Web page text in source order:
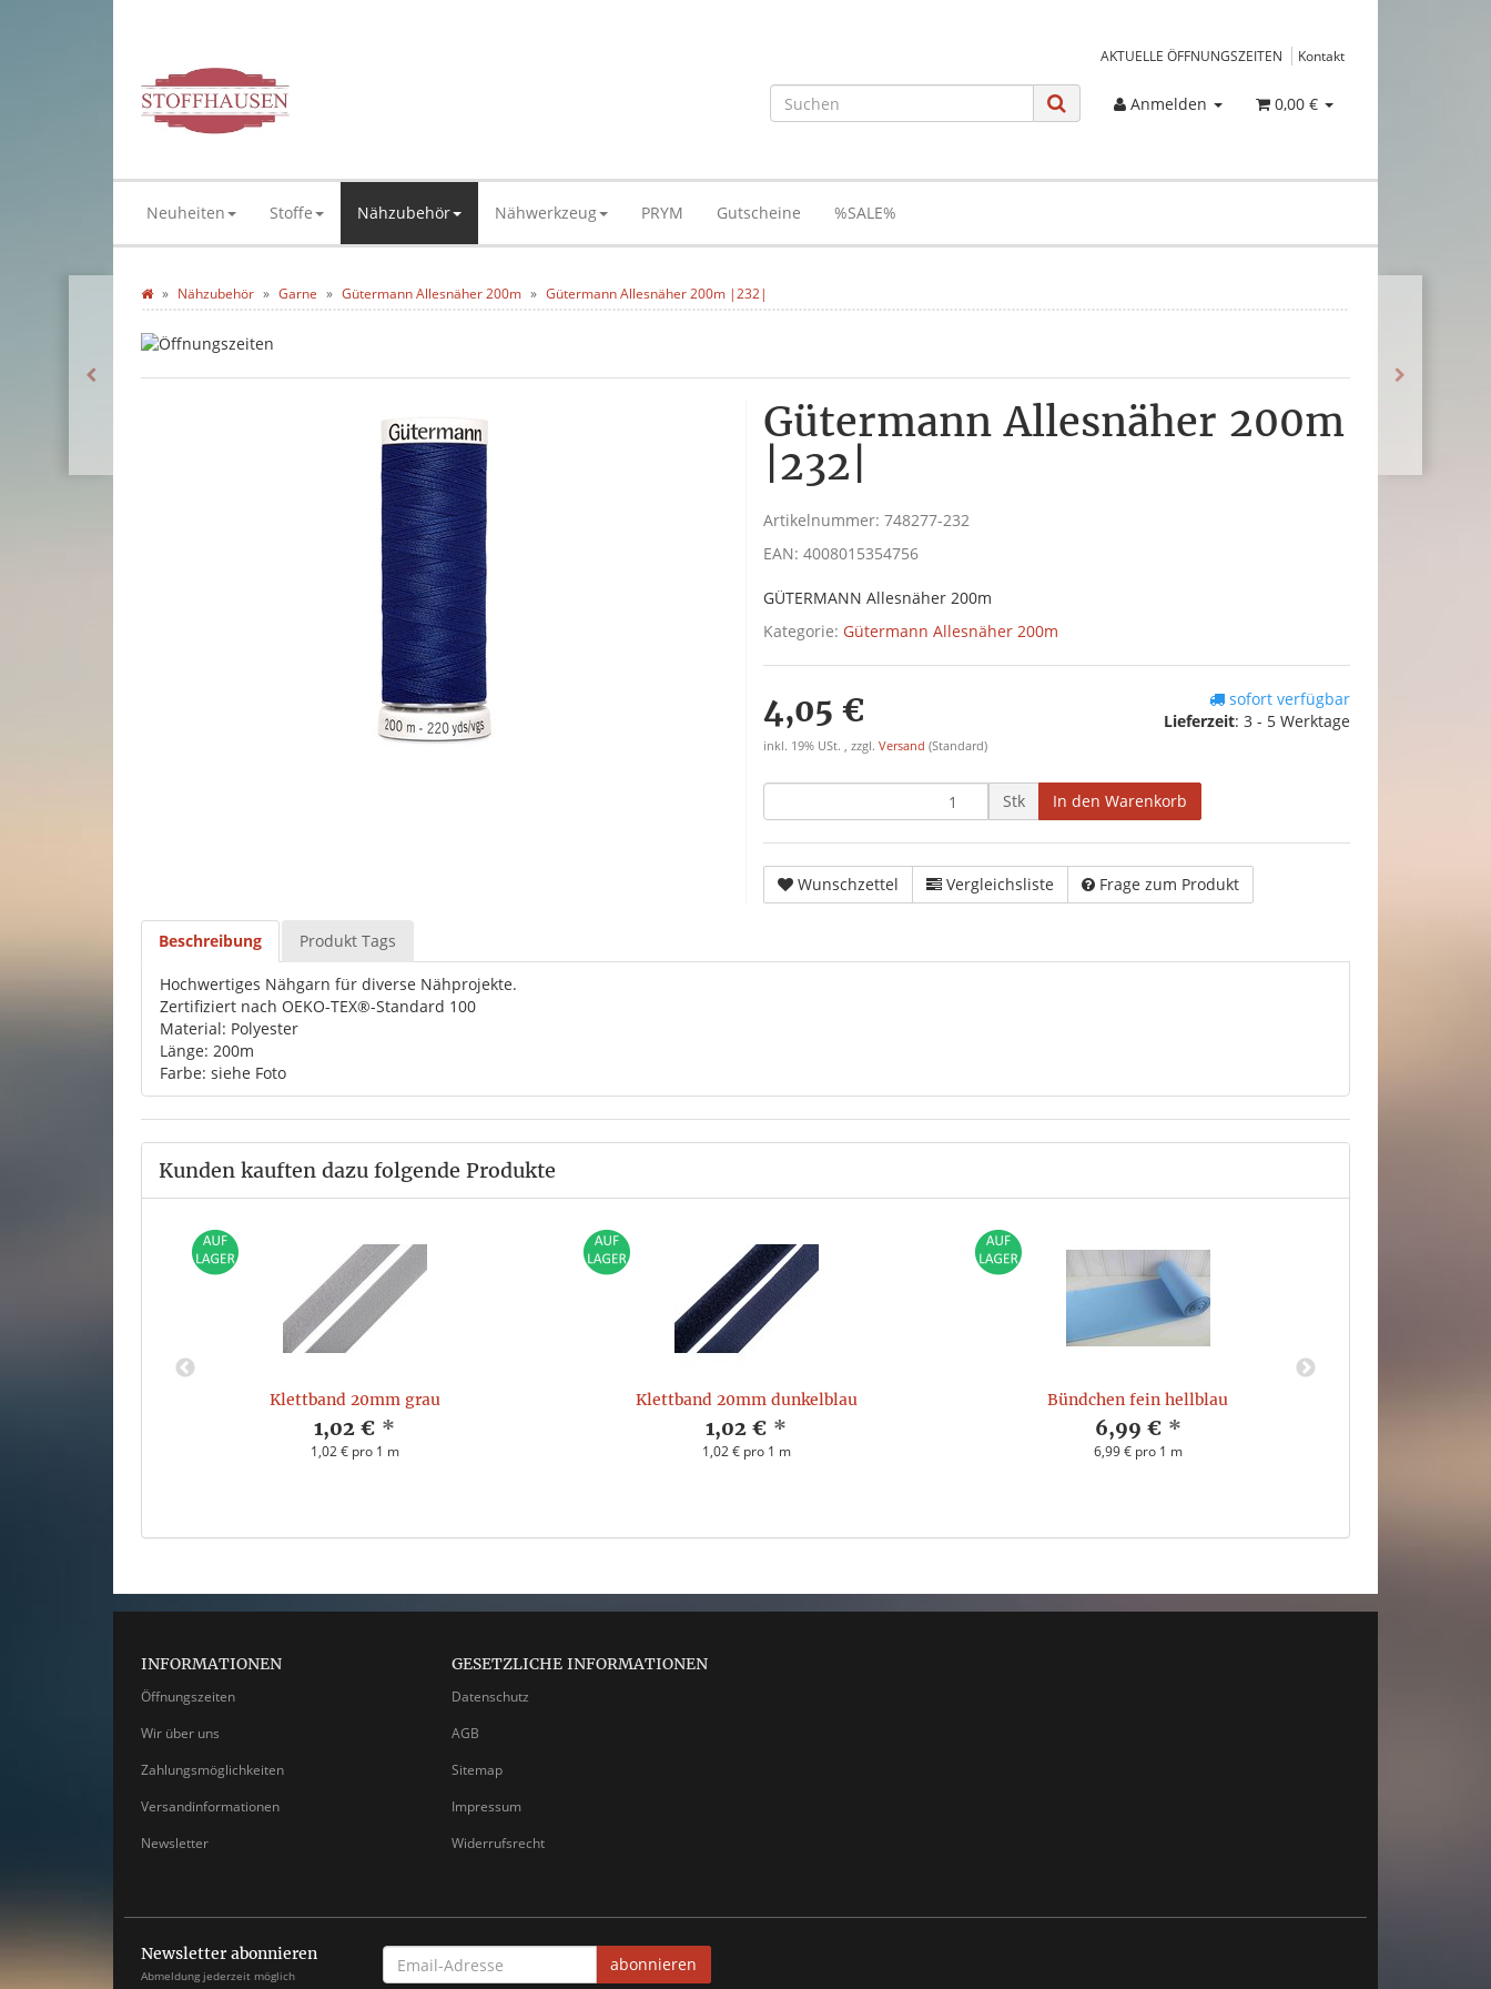
AKTUELLE ÖFFNUNGSZEITEN Kontakt
Anmelden 0,00 €
Neuheiten Stoffe Nähzubehör Nähwerkzeug PRYM Gutscheine %SALE%
Nähzubehör Garne Gütermann Allesnäher 200m Gütermann Allesnäher 200m |232|
Gütermann Allesnäher 200m
|232|
Artikelnummer: 748277-232
EAN: 4008015354756
GÜTERMANN Allesnäher 200m
Kategorie: Gütermann Allesnäher 200m
4,05 €
inkl. 19% USt. , zzgl. Versand (Standard)
sofort verfügbar
Lieferzeit: 3 - 5 Werktage
Stk In den Warenkorb
Wunschzettel Vergleichsliste Frage zum Produkt
Beschreibung Produkt Tags
Hochwertiges Nähgarn für diverse Nähprojekte.
Zertifiziert nach OEKO-TEX®-Standard 100
Material: Polyester
Länge: 200m
Farbe: siehe Foto
Kunden kauften dazu folgende Produkte
Klettband 20mm grau
1,02 € *
1,02 € pro 1 m
Klettband 20mm dunkelblau
1,02 € *
1,02 € pro 1 m
Bündchen fein hellblau
6,99 € *
6,99 € pro 1 m
INFORMATIONEN
Öffnungszeiten
Wir über uns
Zahlungsmöglichkeiten
Versandinformationen
Newsletter
GESETZLICHE INFORMATIONEN
Datenschutz
AGB
Sitemap
Impressum
Widerrufsrecht
Newsletter abonnieren
Abmeldung jederzeit möglich
EMAIL-
ADRESSE
abonnieren